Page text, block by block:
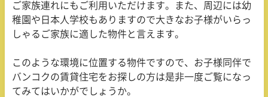
ご家族連れにもご利用いただけます。また、周辺には幼
稚園や日本人学校もありますので大きなお子様がいらっ
しゃるご家族に適した物件と言えます。
このような環境に位置する物件ですので、お子様同伴で
バンコクの賃貸住宅をお探しの方は是非一度ご覧になっ
てみてはいかがでしょうか。